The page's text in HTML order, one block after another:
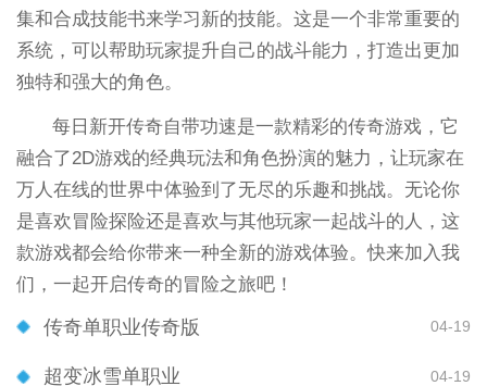
集和合成技能书来学习新的技能。这是一个非常重要的
系统，可以帮助玩家提升自己的战斗能力，打造出更加
独特和强大的角色。
每日新开传奇自带功速是一款精彩的传奇游戏，它
融合了2D游戏的经典玩法和角色扮演的魅力，让玩家在
万人在线的世界中体验到了无尽的乐趣和挑战。无论你
是喜欢冒险探险还是喜欢与其他玩家一起战斗的人，这
款游戏都会给你带来一种全新的游戏体验。快来加入我
们，一起开启传奇的冒险之旅吧！
传奇单职业传奇版 04-19
超变冰雪单职业 04-19